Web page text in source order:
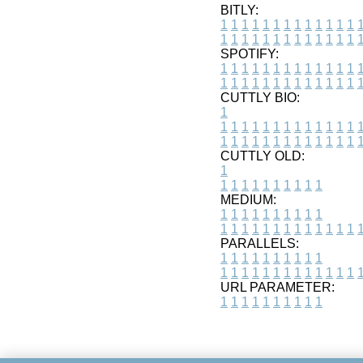
BITLY:
1 1 1 1 1 1 1 1 1 1 1 1 1 1
1 1 1 1 1 1 1 1 1 1 1 1 1 1
SPOTIFY:
1 1 1 1 1 1 1 1 1 1 1 1 1 1
1 1 1 1 1 1 1 1 1 1 1 1 1 1
CUTTLY BIO:
1
1 1 1 1 1 1 1 1 1 1 1 1 1 1
1 1 1 1 1 1 1 1 1 1 1 1 1 1
CUTTLY OLD:
1
1 1 1 1 1 1 1 1 1 1
MEDIUM:
1 1 1 1 1 1 1 1 1 1
1 1 1 1 1 1 1 1 1 1 1 1 1 1
PARALLELS:
1 1 1 1 1 1 1 1 1 1
1 1 1 1 1 1 1 1 1 1 1 1 1 1
URL PARAMETER:
1 1 1 1 1 1 1 1 1 1